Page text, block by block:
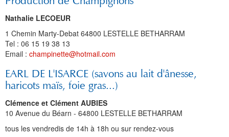
Nathalie LECOEUR
1 Chemin Marty-Debat 64800 LESTELLE BETHARRAM
Tel : 06 15 19 38 13
Email : champinette@hotmail.com
EARL DE L'ISARCE (savons au lait d'ânesse,
haricots maïs, foie gras...)
Clémence et Clément AUBIES
10 Avenue du Béarn - 64800 LESTELLE BETHARRAM
tous les vendredis de 14h à 18h ou sur rendez-vous